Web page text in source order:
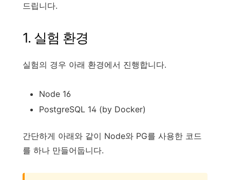
드립니다.
1. 실험 환경
실험의 경우 아래 환경에서 진행합니다.
Node 16
PostgreSQL 14 (by Docker)
간단하게 아래와 같이 Node와 PG를 사용한 코드
를 하나 만들어둡니다.